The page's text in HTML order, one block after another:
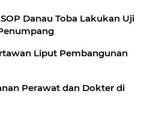
Danau Toba Lakukan Uji
Liput Pembangunan
Perawat dan Dokter di